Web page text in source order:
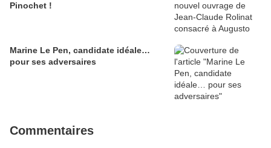
Pinochet !
Marine Le Pen, candidate idéale…
pour ses adversaires
Commentaires